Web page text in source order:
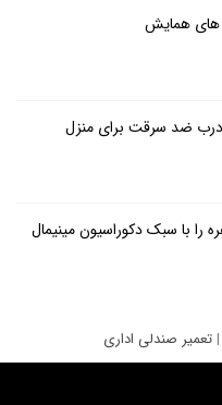
برای منزل
مینیمال
اداری